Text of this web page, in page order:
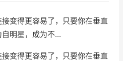
变得更容易了，只要你在垂直
明星，成为不...
变得更容易了，只要你在垂直